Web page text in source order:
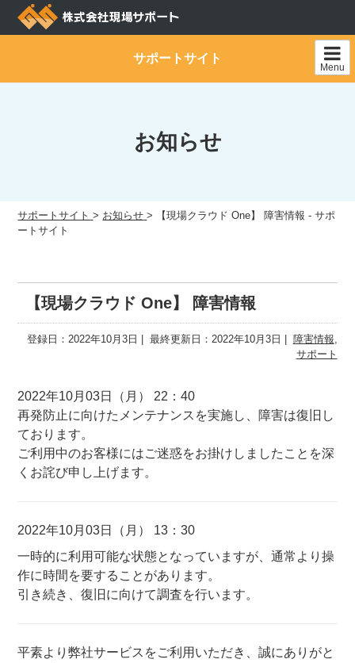
Skip
サポートサイト
Menu
お知らせ
サポートサイト > お知らせ >
【現場クラウド One】 障害情報 - サポ
ートサイト
【現場クラウド One】 障害情報
登録日：2022年10月3日 最終更新日：2022年10月3日 障害情報
サポート
2022年10月03日（月） 22：40
再発防止に向けたメンテナンスを実施し、障害は復旧し
ております。
ご利用中のお客様にはご迷惑をお掛けしましたことを深
くお詫び申し上げます。
2022年10月03日（月） 13：30
一時的に利用可能な状態となっていますが、通常より操
作に時間を要することがあります。
引き続き、復旧に向けて調査を行います。
平素より弊社サービスをご利用いただき、誠にありがと